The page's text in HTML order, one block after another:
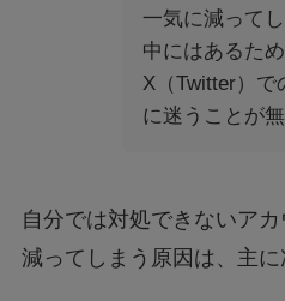
一気に減って
中にはあるた
X（Twitter）で
に迷うことが
自分では対処できないア
減ってしまう原因は、主に